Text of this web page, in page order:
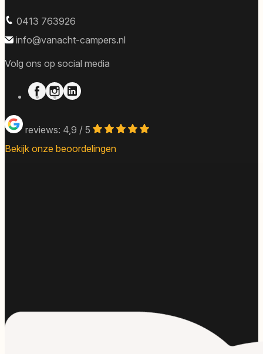
0413 763926
info@vanacht-campers.nl
Volg ons op social media
reviews: 4,9 / 5
Bekijk onze beoordelingen